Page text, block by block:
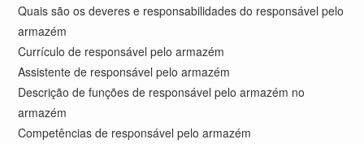
Quais são os deveres e responsabilidades do responsável pelo
armazém
Currículo de responsável pelo armazém
Assistente de responsável pelo armazém
Descrição de funções de responsável pelo armazém no
armazém
Competências de responsável pelo armazém